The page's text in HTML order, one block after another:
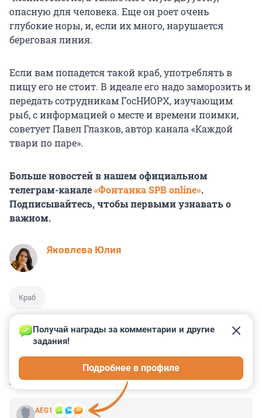
опасную для человека. Еще он роет очень
глубокие норы, и, если их много, нарушается
береговая линия.
Если вам попадется такой краб, употреблять в
пищу его не стоит. В идеале его надо заморозить и
передать сотрудникам ГосНИОРХ, изучающим
рыб, с информацией о месте и времени поимки,
советует Павел Глазков, автор канала «Каждой
твари по паре».
Больше новостей в нашем официальном
телеграм-канале«Фонтанка SPB online».
Подписывайтесь, чтобы первыми узнавать о
важном.
Яковлева Юлия
Краб
КОММЕНТАРИИ 29
AEG1
Получай награды за комментарии и другие
задания!
Подробнее в профиле